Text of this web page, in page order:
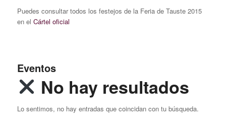
Puedes consultar todos los festejos de la Feria de Tauste 2015
en el Cártel oficial
Eventos
No hay resultados
Lo sentimos, no hay entradas que coincidan con tu búsqueda.